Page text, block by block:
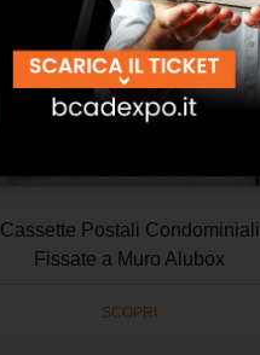
Cassette Postali Condominiali
Fissate a Muro Alubox
SCOPRI